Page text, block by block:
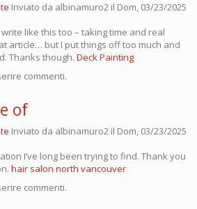
Inviato da albinamuro2 il Dom, 03/23/2025
write like this too – taking time and real
article… but I put things off too much and
Thanks though. Deck Painting
commenti.
of
Inviato da albinamuro2 il Dom, 03/23/2025
I’ve long been trying to find. Thank you
hair salon north vancouver
commenti.